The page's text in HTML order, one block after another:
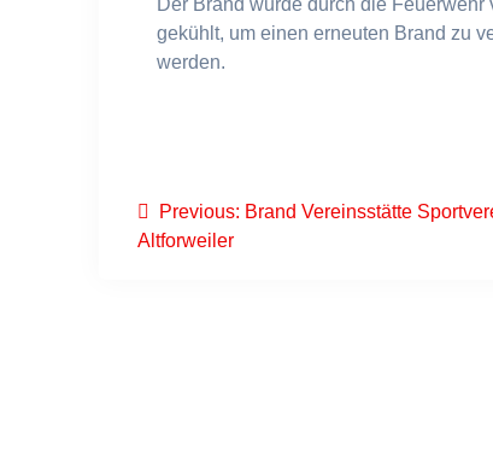
gekühlt, um einen erneuten Brand zu
werden.
Previous: Previous
Brand Vereinsstätte
Altforweiler